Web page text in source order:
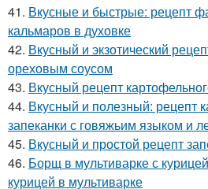
41. Вкусные и быстрые: рецепт
кальмаров в духовке
42. Вкусный и экзотический
ореховым соусом
43. Вкусный рецепт
44. Вкусный и полезный: рецепт
запеканки с говяжьим языком и
45. Вкусный и простой рецепт
46. Борщ в мультиварке с
курицей в мультиварке